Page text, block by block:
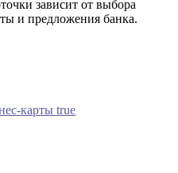
зависит от выбора
и предложения банка.
карты true